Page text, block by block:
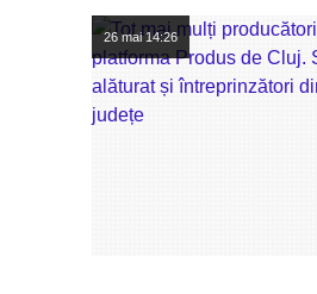
26 mai14:26